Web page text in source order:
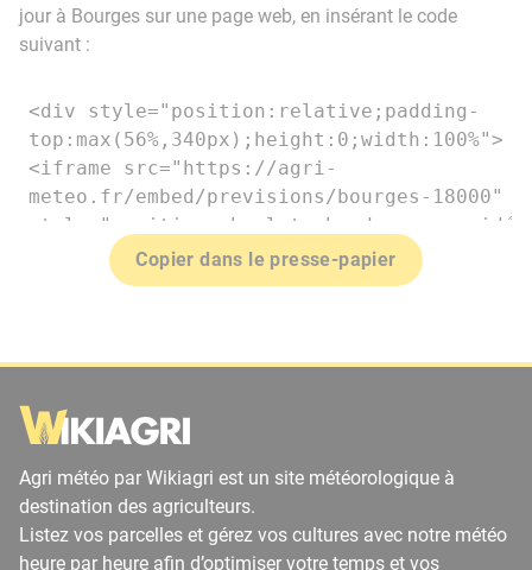
jour à Bourges sur une page web, en insérant le code
suivant :
Copier dans le presse-papier
Agri météo par Wikiagri est un site météorologique à
destination des agriculteurs.
Listez vos parcelles et gérez vos cultures avec notre météo
heure par heure afin d’optimiser votre temps et vos